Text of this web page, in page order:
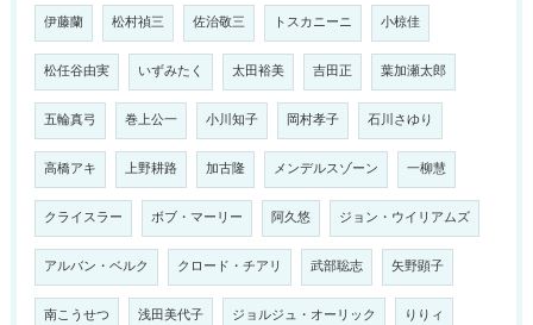
伊藤蘭 松村禎三 佐治敬三 トスカニーニ 小椋佳
松任谷由実 いずみたく 太田裕美 吉田正 葉加瀬太郎
五輪真弓 巻上公一 小川知子 岡村孝子 石川さゆり
高橋アキ 上野耕路 加古隆 メンデルスゾーン 一柳慧
クライスラー ボブ・マーリー 阿久悠 ジョン・ウイリアムズ
アルバン・ベルク クロード・チアリ 武部聡志 矢野顕子
南こうせつ 浅田美代子 ジョルジュ・オーリック りりィ